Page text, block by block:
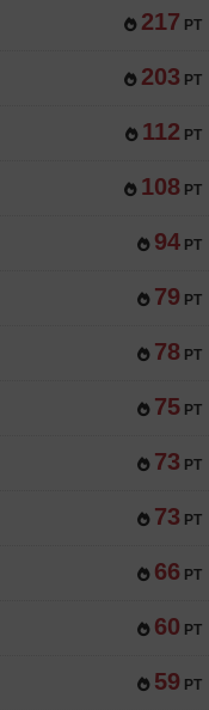
217 PT
203 PT
112 PT
108 PT
94 PT
79 PT
78 PT
75 PT
73 PT
73 PT
66 PT
60 PT
59 PT